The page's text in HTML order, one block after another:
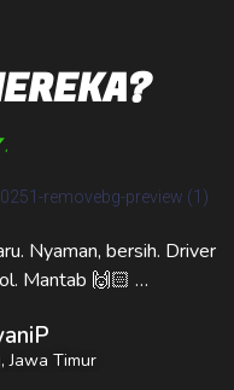
Nyaman, bersih. Driver
Mantab 🙌🏻 …
Jawa Timur